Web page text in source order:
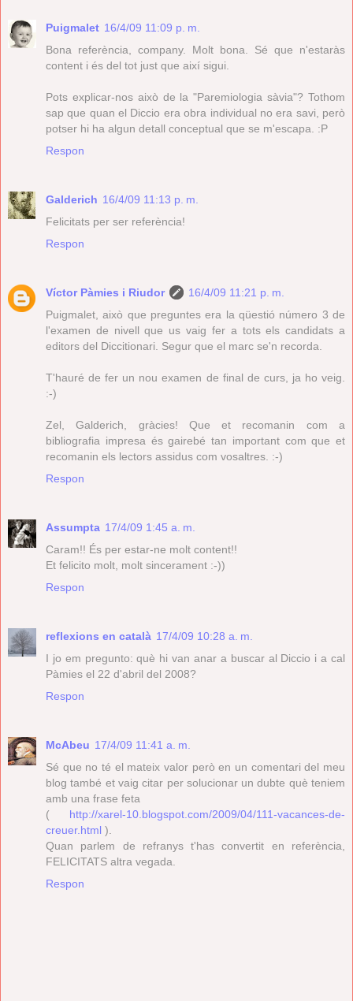
Puigmalet 16/4/09 11:09 p. m.
Bona referència, company. Molt bona. Sé que n'estaràs
content i és del tot just que així sigui.
Pots explicar-nos això de la "Paremiologia sàvia"? Tothom
sap que quan el Diccio era obra individual no era savi, però
potser hi ha algun detall conceptual que se m'escapa. :P
Respon
Galderich 16/4/09 11:13 p. m.
Felicitats per ser referència!
Respon
Víctor Pàmies i Riudor
16/4/09 11:21 p. m.
Puigmalet, això que preguntes era la qüestió número 3 de
l'examen de nivell que us vaig fer a tots els candidats a
editors del Diccitionari. Segur que el marc se'n recorda.
T'hauré de fer un nou examen de final de curs, ja ho veig.
:-)
Zel, Galderich, gràcies! Que et recomanin com a
bibliografia impresa és gairebé tan important com que et
recomanin els lectors assidus com vosaltres. :-)
Respon
Assumpta 17/4/09 1:45 a. m.
Caram!! És per estar-ne molt content!!
Et felicito molt, molt sincerament :-))
Respon
reflexions en català 17/4/09 10:28 a. m.
I jo em pregunto: què hi van anar a buscar al Diccio i a cal
Pàmies el 22 d'abril del 2008?
Respon
McAbeu 17/4/09 11:41 a. m.
Sé que no té el mateix valor però en un comentari del meu
blog també et vaig citar per solucionar un dubte què teniem
amb una frase feta
( http://xarel-10.blogspot.com/2009/04/111-vacances-de-
creuer.html ).
Quan parlem de refranys t'has convertit en referència,
FELICITATS altra vegada.
Respon